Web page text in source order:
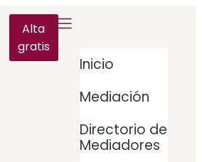
Alta
gratis
Inicio
Mediación
Directorio de
Mediadores